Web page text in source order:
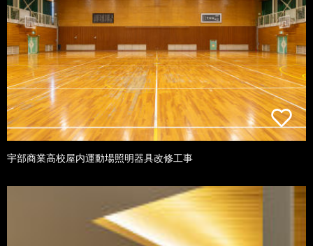
宇部商業高校屋内運動場照明器具改修工事